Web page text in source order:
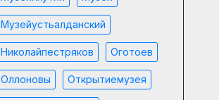
Музейустьалданский
Николайпестряков Оготоев
Оллоновы Открытиемузея